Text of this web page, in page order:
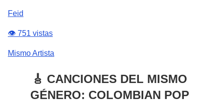
Feid
👁️ 751 vistas
Mismo Artista
🎸 CANCIONES DEL MISMO
GÉNERO: COLOMBIAN POP